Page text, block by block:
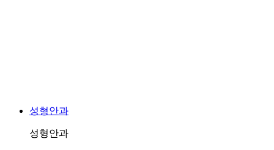
성형안과
성형안과